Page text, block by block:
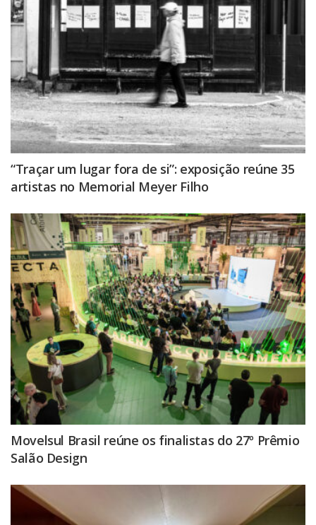
“Traçar um lugar fora de si”: exposição reúne 35
artistas no Memorial Meyer Filho
Movelsul Brasil reúne os finalistas do 27º Prêmio
Salão Design